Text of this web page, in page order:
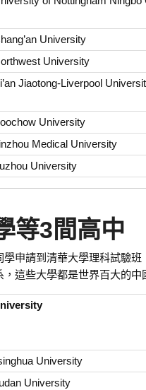
University
University
Jiaotong-Liverpool
University
Medical University
University
等3間高中
學申請到清華大學理科試驗
，這些大學都是世界百大的
University
University